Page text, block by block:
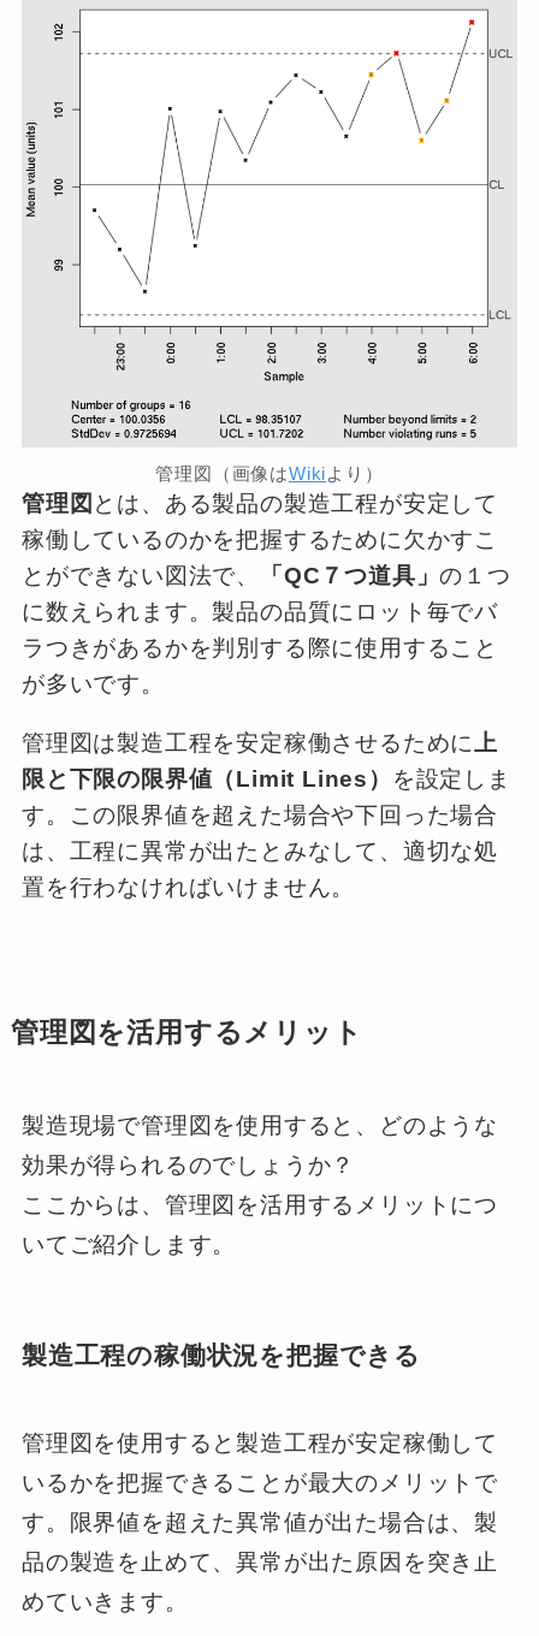
管理図（画像はWikiより）
管理図 とは、ある製品の製造工程が安定して
稼働しているのかを把握するために欠かすこ
とができない図法で、
「QC７つ道具」の１つ
に数えられます。製品の品質にロット毎でバ
ラつきがあるかを判別する際に使用すること
が多いです。
管理図は製造工程を安定稼働させるために上
限と下限の限界値（Limit Lines）
を設定しま
す。この限界値を超えた場合や下回った場合
は、工程に異常が出たとみなして、適切な処
置を行わなければいけません。
管理図を活用するメリット
製造現場で管理図を使用すると、どのような
効果が得られるのでしょうか？
ここからは、管理図を活用するメリットにつ
いてご紹介します。
製造工程の稼働状況を把握できる
管理図を使用すると製造工程が安定稼働して
いるかを把握できることが最大のメリットで
す。限界値を超えた異常値が出た場合は、製
品の製造を止めて、異常が出た原因を突き止
めていきます。